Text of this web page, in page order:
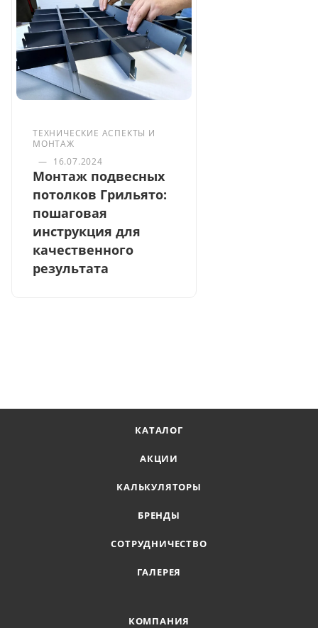
ТЕХНИЧЕСКИЕ АСПЕКТЫ И
МОНТАЖ
— 16.07.2024
Монтаж подвесных
потолков Грильято:
пошаговая
инструкция для
качественного
результата
КАТАЛОГ
АКЦИИ
КАЛЬКУЛЯТОРЫ
БРЕНДЫ
СОТРУДНИЧЕСТВО
ГАЛЕРЕЯ
КОМПАНИЯ